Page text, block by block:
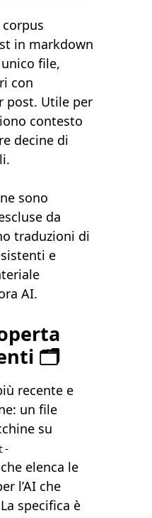
in markdown
file,
con
post. Utile per
contesto
decine di
sono
da
traduzioni di
e
AI.
🗂️
recente e
un file
su
che elenca le
l’AI che
specifica è